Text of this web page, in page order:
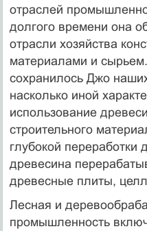
отраслей
долгого времени она
отрасли хозяйства
материалами и
сохранилось Джо
насколько иной
использование
строительного
глубокой переработки
древесина
древесные плиты,
Лесная и
промышленность